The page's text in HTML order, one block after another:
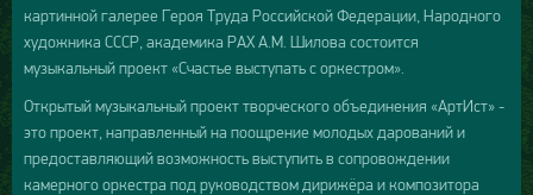
картинной галерее Героя Труда Российской Федерации, Народного
художника СССР, академика РАХ А.М. Шилова состоится
музыкальный проект «Счастье выступать с оркестром».
Открытый музыкальный проект творческого объединения «AртИст» -
это проект, направленный на поощрение молодых дарований и
предоставляющий возможность выступить в сопровождении
камерного оркестра под руководством дирижёра и композитора